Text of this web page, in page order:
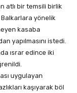
atlı bir temsili birlik
yönelik
kasaba
yapılmasını istedi.
ısrar edince iki
uygulayan
kaşıyarak böl